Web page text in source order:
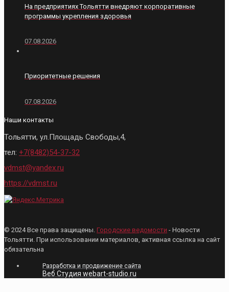
На предприятиях Тольятти внедряют корпоративные
программы укрепления здоровья
07.08.2026
Приоритетные решения
07.08.2026
Наши контакты
Тольятти, ул.Площадь Свободы,4,
тел: +7(8482)54-37-32
vdmst@yandex.ru
https://vdmst.ru
© 2024 Все права защищены. Городские ведомости - Новости
Тольятти. При использовании материалов, активная ссылка на сайт
обязательна
Разработка и продвижение сайта
Веб Студия webart-studio.ru